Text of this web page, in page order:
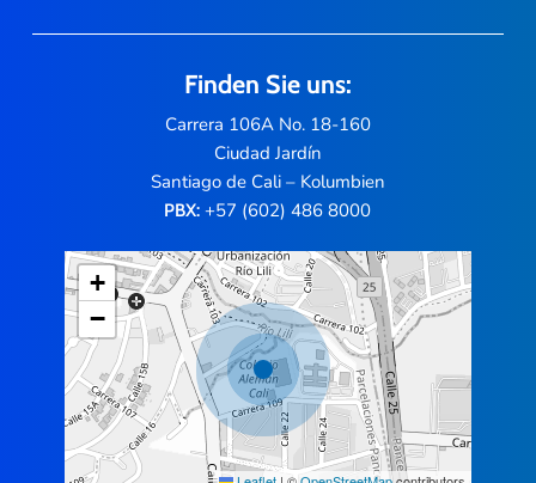
Finden Sie uns:
Carrera 106A No. 18-160
Ciudad Jardín
Santiago de Cali – Kolumbien
PBX: +57 (602) 486 8000
+
−